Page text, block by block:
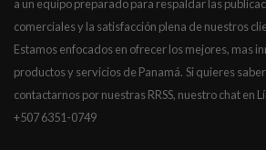
a un equipo preparado para respaldar las
comerciales y la satisfacción plena de nuestros
Estamos enfocados en ofrecer los mejores, mas
productos y servicios de Panamá. Si quieres
contactarnos por nuestras RRSS, nuestro chat en
+507 6351-0749